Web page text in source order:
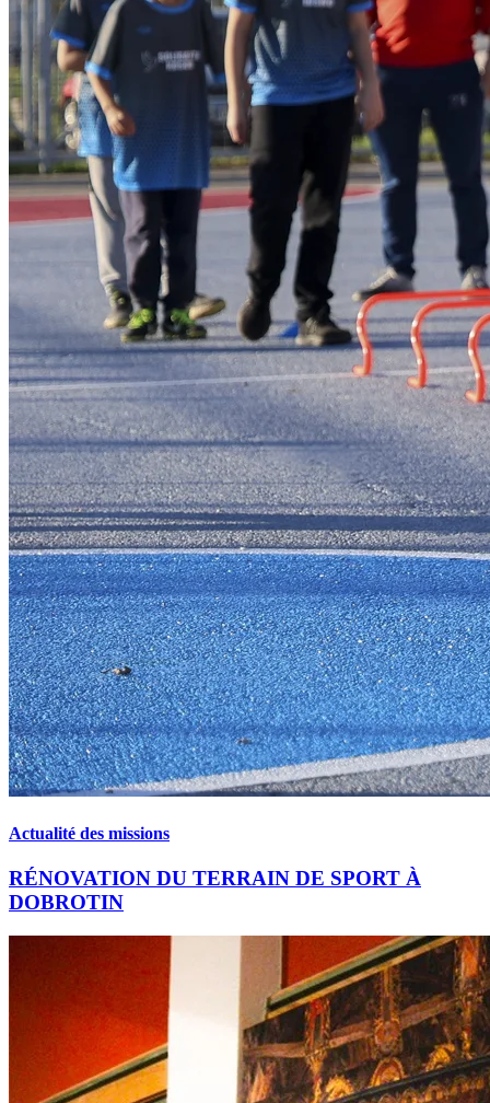
Actualité des missions
RÉNOVATION DU TERRAIN DE SPORT À
DOBROTIN